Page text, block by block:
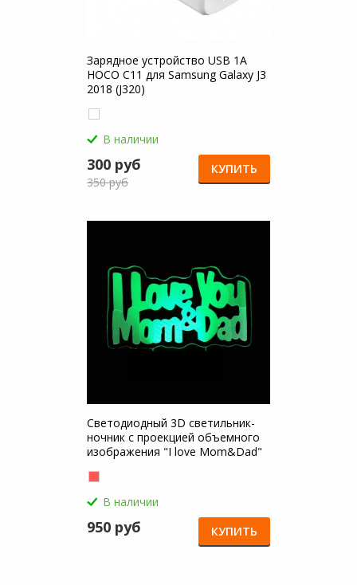
Зарядное устройство USB 1A
HOCO C11 для Samsung Galaxy J3
2018 (J320)
В наличии
300 руб
350 руб
КУПИТЬ
Светодиодный 3D светильник-
ночник с проекцией объемного
изображения "I love Mom&Dad"
В наличии
950 руб КУПИТЬ